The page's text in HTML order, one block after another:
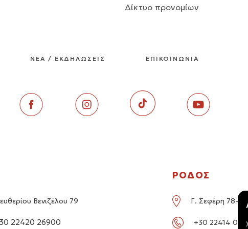
Δίκτυο προνομίων
ΝΕΑ / ΕΚΔΗΛΩΣΕΙΣ ΕΠΙΚΟΙΝΩΝΙΑ
Βενιζέλου 79
22420 26900
ΡΟΔΟΣ
Γ. Σεφέρη 78-
+30 22414